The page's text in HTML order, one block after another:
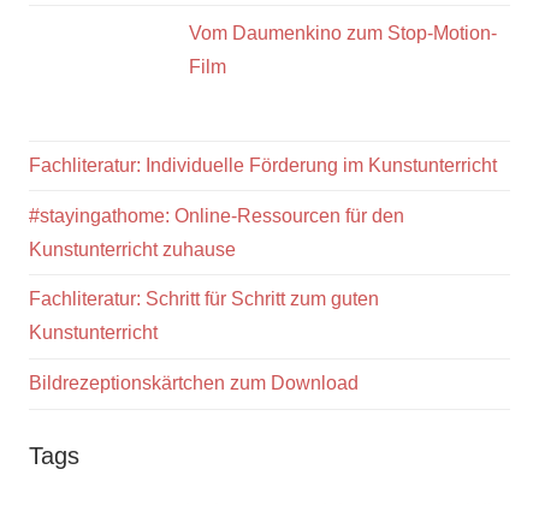
Vom Daumenkino zum Stop-Motion-
Film
Fachliteratur: Individuelle Förderung im Kunstunterricht
#stayingathome: Online-Ressourcen für den
Kunstunterricht zuhause
Fachliteratur: Schritt für Schritt zum guten
Kunstunterricht
Bildrezeptionskärtchen zum Download
Tags